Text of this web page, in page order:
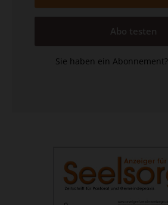
Abo testen
Sie haben ein Abonnement?